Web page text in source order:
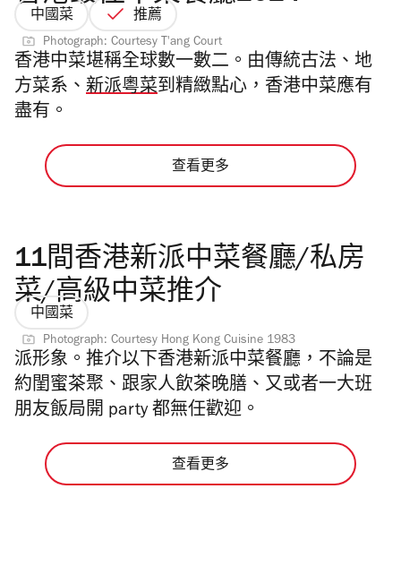
中國菜 推薦
Photograph: Courtesy T'ang Court
香港中菜堪稱全球數一數二。由傳統古法、地
方菜系、 新派粵菜到精緻點心，香港中菜應有
盡有。
查看更多
11間香港新派中菜餐廳/私房
菜/高級中菜推介
中國菜
Photograph: Courtesy Hong Kong Cuisine 1983
派形象。推介以下香港新派中菜餐廳，不論是
約閨蜜茶聚、跟家人飲茶晚膳、又或者一大班
朋友飯局開 party 都無任歡迎。
查看更多